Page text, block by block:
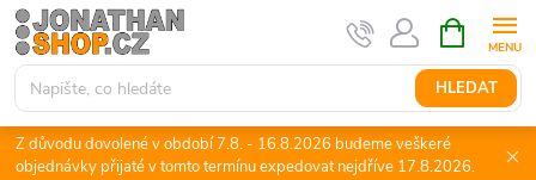
Přejít
na
obsah
HLEDAT
NÁKUPNÍ
KOŠÍK
Z důvodu dovolené v období 7.8. - 16.8.2026 budeme veškeré
objednávky přijaté v tomto termínu expedovat nejdříve 17.8.2026.